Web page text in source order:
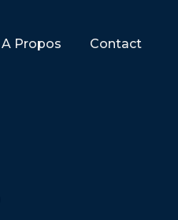
A Propos Contact